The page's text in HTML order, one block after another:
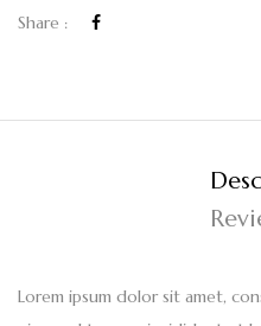
Share :
Lorem ipsum dolor sit amet,